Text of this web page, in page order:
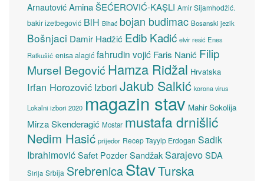
Arnautović Amina ŠEĆEROVIĆ-KAŞLI Amir Sijamhodžić.
bakir izetbegović BiH Bihać bojan budimac Bosanski jezik
Bošnjaci Damir Hadžić Edib Kadić elvir resić Enes
Ratkušić enisa alagić fahrudin vojić Faris Nanić Filip
Mursel Begović Hamza Ridžal Hrvatska
Irfan Horozović Izbori Jakub Salkić korona virus
Lokalni izbori 2020 magazin stav Mahir Sokolija
Mirza Skenderagić Mostar mustafa drnišlić
Nedim Hasić prijedor Recep Tayyip Erdogan Sadik
Ibrahimović Safet Pozder SandžakSarajevoSDA
Sirija Srbija SrebrenicaStavTurska